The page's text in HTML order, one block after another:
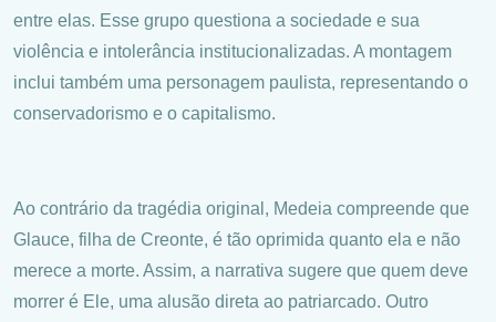
entre elas. Esse grupo questiona a sociedade e sua
violência e intolerância institucionalizadas. A montagem
inclui também uma personagem paulista, representando o
conservadorismo e o capitalismo.
Ao contrário da tragédia original, Medeia compreende que
Glauce, filha de Creonte, é tão oprimida quanto ela e não
merece a morte. Assim, a narrativa sugere que quem deve
morrer é Ele, uma alusão direta ao patriarcado. Outro